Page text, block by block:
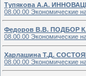
Тупякова А.А.
08.00.00 Экономические
Федоров В.В. ПОДБОР
08.00.00 Экономические
Харлашина Т.Д.
08.00.00 Экономические